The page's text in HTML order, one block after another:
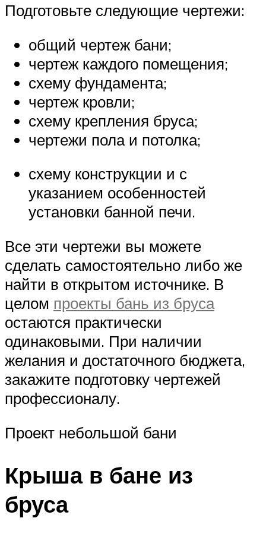
Подготовьте следующие чертежи:
общий чертеж бани;
чертеж каждого помещения;
схему фундамента;
чертеж кровли;
схему крепления бруса;
чертежи пола и потолка;
схему конструкции и с
указанием особенностей
установки банной печи.
Все эти чертежи вы можете
сделать самостоятельно либо же
найти в открытом источнике. В
целом проекты бань из бруса
остаются практически
одинаковыми. При наличии
желания и достаточного бюджета,
закажите подготовку чертежей
профессионалу.
Проект небольшой бани
Крыша в бане из
бруса